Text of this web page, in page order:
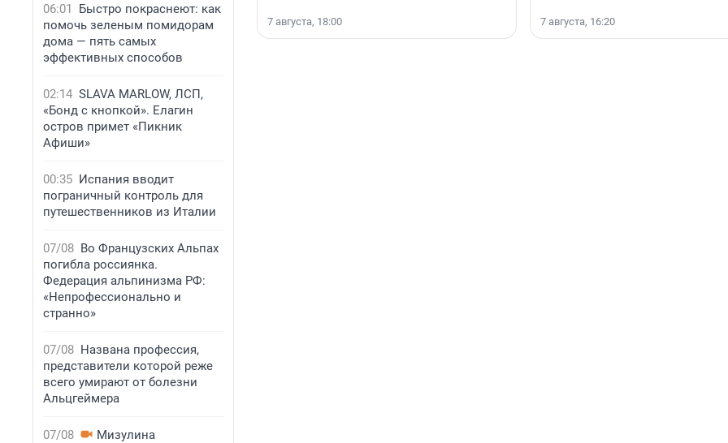
06:01
Быстро покраснеют: как
помочь зеленым помидорам
дома — пять самых
эффективных способов
02:14 SLAVA MARLOW, ЛСП,
«Бонд с кнопкой». Елагин
остров примет «Пикник
Афиши»
00:35 Испания вводит
пограничный контроль для
путешественников из Италии
07/08 Во Французских Альпах
погибла россиянка.
Федерация альпинизма РФ:
«Непрофессионально и
странно»
07/08 Названа профессия,
представители которой реже
всего умирают от болезни
Альцгеймера
07/08
Мизулина
7 августа, 18:00 7 августа, 16:20